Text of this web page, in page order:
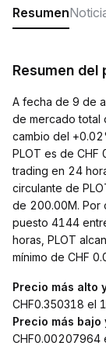
Resumen
Resumen del
A fecha de 9 de
de mercado total
cambio del
PLOT es de
trading en 24
circulante de
de 200.00M. Por
puesto 4144
horas, PLOT
mínimo de CHF
Precio más alto
CHF0.350318 el
Precio más bajo
CHF0.00207964